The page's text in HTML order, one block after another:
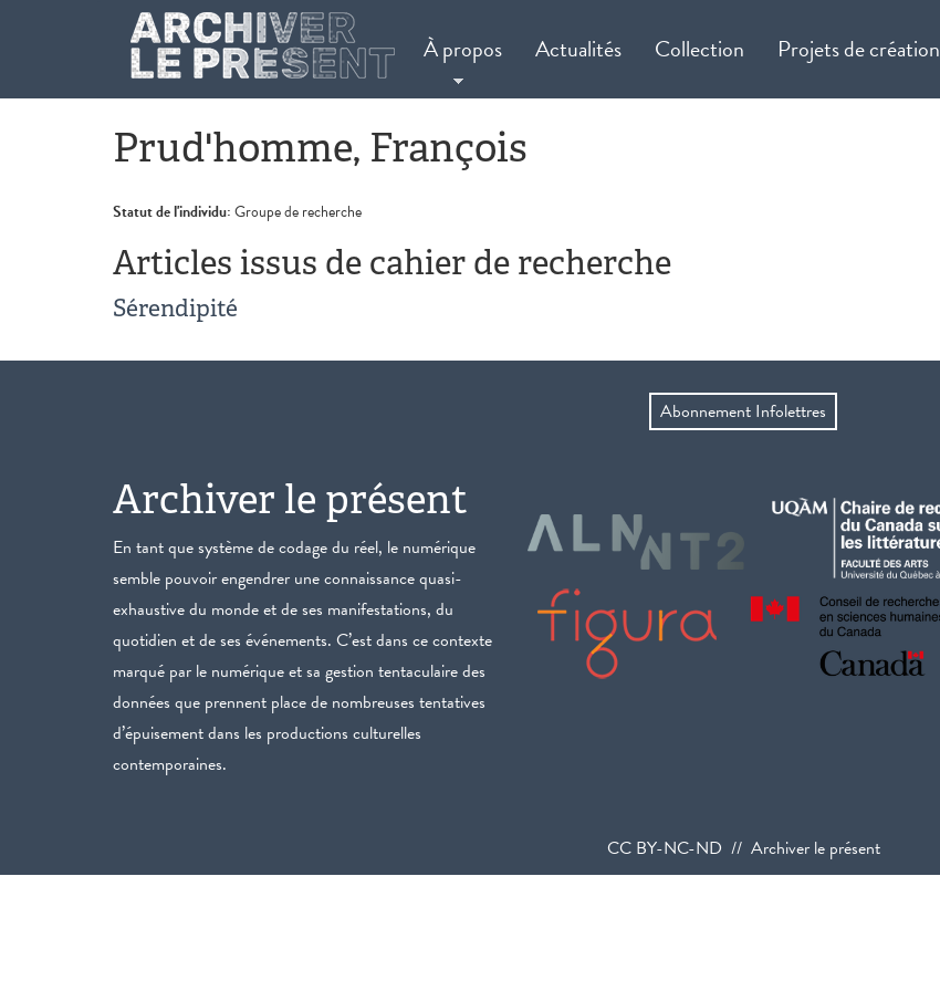
Aller au contenu principal
À propos Actualités Collection Projets de création
Prud'homme, François
Statut de l'individu:Groupe de recherche
Articles issus de cahier de recherche
Sérendipité
Abonnement Infolettres
Archiver le présent
En tant que système de codage du réel, le numérique
semble pouvoir engendrer une connaissance quasi-
exhaustive du monde et de ses manifestations, du
quotidien et de ses événements. C’est dans ce contexte
marqué par le numérique et sa gestion tentaculaire des
données que prennent place de nombreuses tentatives
d’épuisement dans les productions culturelles
contemporaines.
CC BY-NC-ND // Archiver le présent